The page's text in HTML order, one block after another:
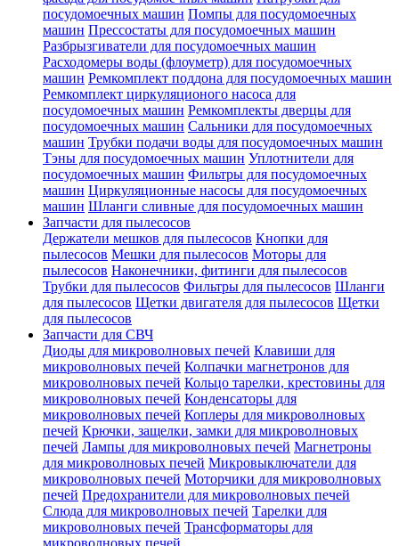
посудомоечных машин Помпы для посудомоечных
машин Прессостаты для посудомоечных машин
Разбрызгиватели для посудомоечных машин
Расходомеры воды (флоуметр) для посудомоечных
машин Ремкомплект поддона для посудомоечных машин
Ремкомплект циркуляционого насоса для
посудомоечных машин Ремкомплекты дверцы для
посудомоечных машин Сальники для посудомоечных
машин Трубки подачи воды для посудомоечных машин
Тэны для посудомоечных машин Уплотнители для
посудомоечных машин Фильтры для посудомоечных
машин Циркуляционные насосы для посудомоечных
машин Шланги сливные для посудомоечных машин
Запчасти для пылесосов
Держатели мешков для пылесосов Кнопки для
пылесосов Мешки для пылесосов Моторы для
пылесосов Наконечники, фитинги для пылесосов
Трубки для пылесосов Фильтры для пылесосов Шланги
для пылесосов Щетки двигателя для пылесосов Щетки
для пылесосов
Запчасти для СВЧ
Диоды для микроволновых печей Клавиши для
микроволновых печей Колпачки магнетронов для
микроволновых печей Кольцо тарелки, крестовины для
микроволновых печей Конденсаторы для
микроволновых печей Коплеры для микроволновых
печей Крючки, защелки, замки для микроволновых
печей Лампы для микроволновых печей Магнетроны
для микроволновых печей Микровыключатели для
микроволновых печей Моторчики для микроволновых
печей Предохранители для микроволновых печей
Слюда для микроволновых печей Тарелки для
микроволновых печей Трансформаторы для